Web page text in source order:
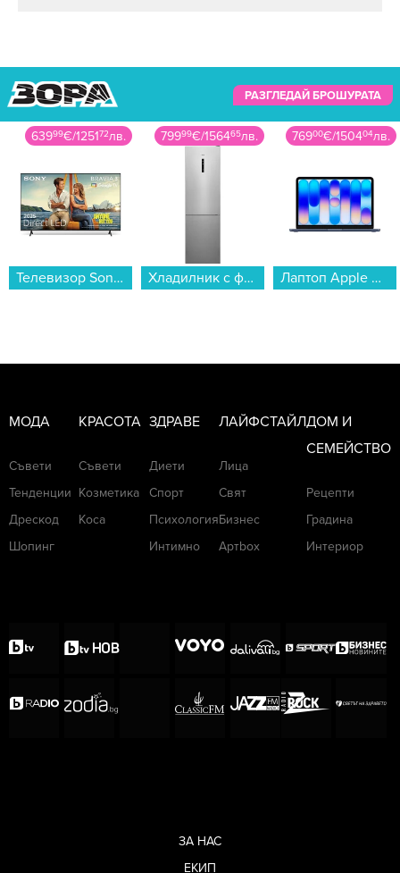
РАЗГЛЕДАЙ БРОШУРАТА
79999€/156465лв.
Хладилник с фризер AEG RCB736E7MX*** , 367 l, E , No Frost , Инокс...
76900€/150404лв.
Лаптоп Apple MacBook Neo 13" 256GB Indigo mhff4 , 13.00 , 256 , 8 , Apple A18 Pro 5 Core GPU , Apple A18 Pro 6 Core , Mac OS...
49999€/9779лв.
Готварска печка (ток) AMICA 6226CE3.434eETsKDpHa(Xx) , INOX , Керамични...
МОДА
Съвети
Тенденции
Дрескод
Шопинг
КРАСОТА
Съвети
Козметика
Коса
ЗДРАВЕ
Диети
Спорт
Психология
Интимно
ЛАЙФСТАЙЛ
Лица
Свят
Бизнес
Артbox
ДОМ И
СЕМЕЙСТВО
Рецепти
Градина
Интериор
ЗА НАС
ЕКИП